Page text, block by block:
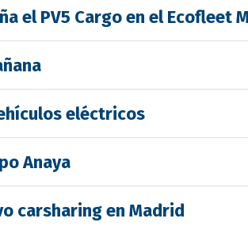
el PV5 Cargo en el Ecofleet
eléctricos
Anaya
carsharing en Madrid